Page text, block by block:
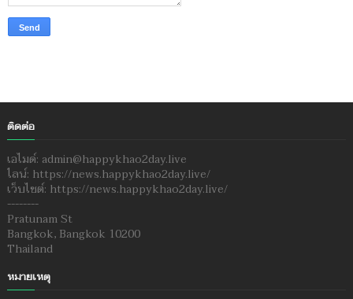
ติดต่อ
เอไมด์: admin@happykhao2day.live
ไลน์: https://news.happykhao2day.live/
เว็บไซต์: https://news.happykhao2day.live/
--------
Pratunam St
Bangkok, Bangkok 10200
Thailand
หมายเหตุ